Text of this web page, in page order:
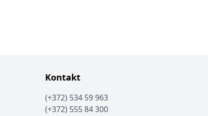
Kontakt
(+372) 534 59 963
(+372) 555 84 300